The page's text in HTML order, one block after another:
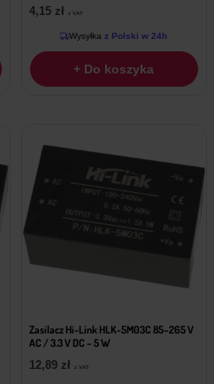
4,15 zł z VAT
Wysyłka z Polski w 24h
+ Do koszyka
Zasilacz Hi-Link HLK-5M03C 85–265 V
AC / 3.3 V DC – 5 W
12,89 zł z VAT